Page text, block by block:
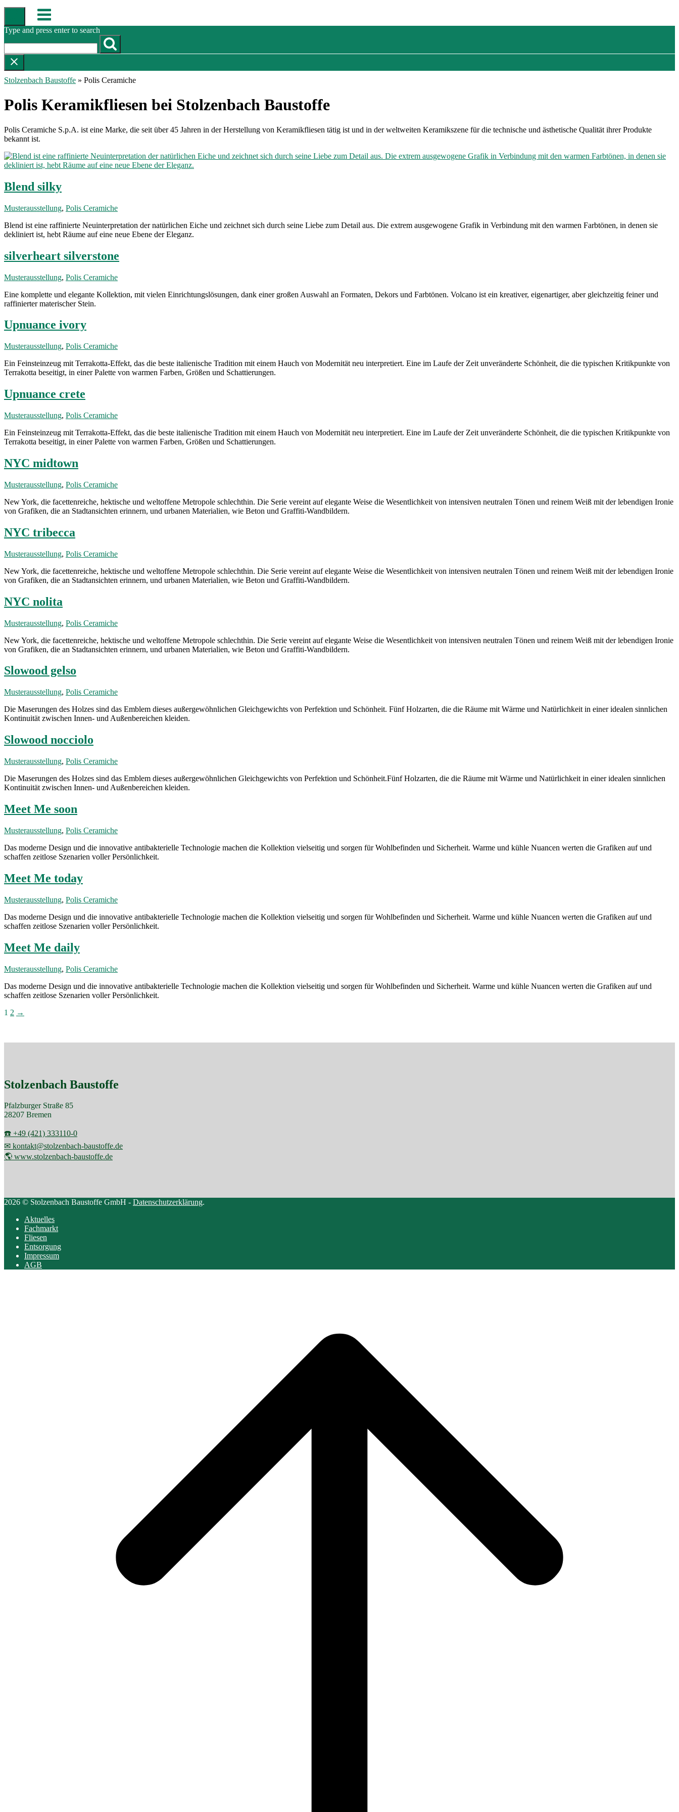
Skip
content
Menu
Type and press enter to search
Stolzenbach Baustoffe » Polis Ceramiche
Polis Keramikfliesen bei Stolzenbach Baustoffe
Polis Ceramiche S.p.A. ist eine Marke, die seit über 45 Jahren in der Herstellung von Keramikfliesen tätig ist und in der weltweiten Keramikszene für die technische und ästhetische Qualität ihrer Produkte
bekannt ist.
Blend silky
Musterausstellung, Polis Ceramiche
Blend ist eine raffinierte Neuinterpretation der natürlichen Eiche und zeichnet sich durch seine Liebe zum Detail aus. Die extrem ausgewogene Grafik in Verbindung mit den warmen Farbtönen, in denen sie
dekliniert ist, hebt Räume auf eine neue Ebene der Eleganz.
silverheart silverstone
Musterausstellung, Polis Ceramiche
Eine komplette und elegante Kollektion, mit vielen Einrichtungslösungen, dank einer großen Auswahl an Formaten, Dekors und Farbtönen. Volcano ist ein kreativer, eigenartiger, aber gleichzeitig feiner und
raffinierter materischer Stein.
Upnuance ivory
Musterausstellung, Polis Ceramiche
Ein Feinsteinzeug mit Terrakotta-Effekt, das die beste italienische Tradition mit einem Hauch von Modernität neu interpretiert. Eine im Laufe der Zeit unveränderte Schönheit, die die typischen Kritikpunkte von
Terrakotta beseitigt, in einer Palette von warmen Farben, Größen und Schattierungen.
Upnuance crete
Musterausstellung, Polis Ceramiche
Ein Feinsteinzeug mit Terrakotta-Effekt, das die beste italienische Tradition mit einem Hauch von Modernität neu interpretiert. Eine im Laufe der Zeit unveränderte Schönheit, die die typischen Kritikpunkte von
Terrakotta beseitigt, in einer Palette von warmen Farben, Größen und Schattierungen.
NYC midtown
Musterausstellung, Polis Ceramiche
New York, die facettenreiche, hektische und weltoffene Metropole schlechthin. Die Serie vereint auf elegante Weise die Wesentlichkeit von intensiven neutralen Tönen und reinem Weiß mit der lebendigen Ironie
von Grafiken, die an Stadtansichten erinnern, und urbanen Materialien, wie Beton und Graffiti-Wandbildern.
NYC tribecca
Musterausstellung, Polis Ceramiche
New York, die facettenreiche, hektische und weltoffene Metropole schlechthin. Die Serie vereint auf elegante Weise die Wesentlichkeit von intensiven neutralen Tönen und reinem Weiß mit der lebendigen Ironie
von Grafiken, die an Stadtansichten erinnern, und urbanen Materialien, wie Beton und Graffiti-Wandbildern.
NYC nolita
Musterausstellung, Polis Ceramiche
New York, die facettenreiche, hektische und weltoffene Metropole schlechthin. Die Serie vereint auf elegante Weise die Wesentlichkeit von intensiven neutralen Tönen und reinem Weiß mit der lebendigen Ironie
von Grafiken, die an Stadtansichten erinnern, und urbanen Materialien, wie Beton und Graffiti-Wandbildern.
Slowood gelso
Musterausstellung, Polis Ceramiche
Die Maserungen des Holzes sind das Emblem dieses außergewöhnlichen Gleichgewichts von Perfektion und Schönheit. Fünf Holzarten, die die Räume mit Wärme und Natürlichkeit in einer idealen sinnlichen
Kontinuität zwischen Innen- und Außenbereichen kleiden.
Slowood nocciolo
Musterausstellung, Polis Ceramiche
Die Maserungen des Holzes sind das Emblem dieses außergewöhnlichen Gleichgewichts von Perfektion und Schönheit.Fünf Holzarten, die die Räume mit Wärme und Natürlichkeit in einer idealen sinnlichen
Kontinuität zwischen Innen- und Außenbereichen kleiden.
Meet Me soon
Musterausstellung, Polis Ceramiche
Das moderne Design und die innovative antibakterielle Technologie machen die Kollektion vielseitig und sorgen für Wohlbefinden und Sicherheit. Warme und kühle Nuancen werten die Grafiken auf und
schaffen zeitlose Szenarien voller Persönlichkeit.
Meet Me today
Musterausstellung, Polis Ceramiche
Das moderne Design und die innovative antibakterielle Technologie machen die Kollektion vielseitig und sorgen für Wohlbefinden und Sicherheit. Warme und kühle Nuancen werten die Grafiken auf und
schaffen zeitlose Szenarien voller Persönlichkeit.
Meet Me daily
Musterausstellung, Polis Ceramiche
Das moderne Design und die innovative antibakterielle Technologie machen die Kollektion vielseitig und sorgen für Wohlbefinden und Sicherheit. Warme und kühle Nuancen werten die Grafiken auf und
schaffen zeitlose Szenarien voller Persönlichkeit.
Seitennummerierung
Beiträge
1 2 →
Stolzenbach Baustoffe
Pfalzburger Straße 85
28207 Bremen
☎️ +49 (421) 333110-0
✉ kontakt@stolzenbach-baustoffe.de
🌎 www.stolzenbach-baustoffe.de
2026 © Stolzenbach Baustoffe GmbH - Datenschutzerklärung.
Aktuelles
Fachmarkt
Fliesen
Entsorgung
Impressum
AGB